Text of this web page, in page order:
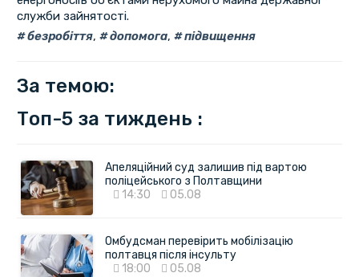
служби зайнятості.
безробіття, допомога, підвищення
За темою:
Топ-5 за тиждень :
Апеляційний суд залишив під вартою
поліцейського з Полтавщини
14:30
05.08
Омбудсман перевірить мобілізацію
полтавця після інсульту
18:00
05.08